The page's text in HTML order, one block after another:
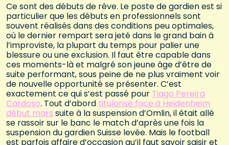
Ce sont des débuts de rêve. Le poste de gardien est si
particulier que les débuts en professionnels sont
souvent réalisés dans des conditions peu optimales,
où le dernier rempart sera jeté dans le grand bain à
l’improviste, la plupart du temps pour palier une
blessure ou une exclusion. Il faut être capable dans
ces moments-là et malgré son jeune âge d’être de
suite performant, sous peine de ne plus vraiment voir
de nouvelle opportunité se présenter. C’est
exactement ce qui s’est passé pour Tiago Pereira
Cardoso. Tout d’abord titularisé face à Heidenheim
début mars suite à la suspension d’Omlin, il était allé
se rassoir sur le banc le match d’après une fois la
suspension du gardien Suisse levée. Mais le football
est parfois affaire d’occasion qu’il faut savoir saisir et